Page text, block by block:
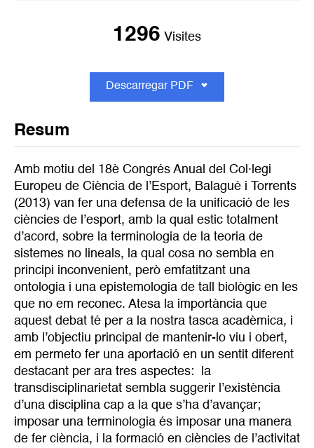
1296 Visites
Descarregar PDF
Resum
Amb motiu del 18è Congrés Anual del Col·legi
Europeu de Ciència de l’Esport, Balagué i Torrents
(2013) van fer una defensa de la unificació de les
ciències de l’esport, amb la qual estic totalment
d’acord, sobre la terminologia de la teoria de
sistemes no lineals, la qual cosa no sembla en
principi inconvenient, però emfatitzant una
ontologia i una epistemologia de tall biològic en les
que no em reconec. Atesa la importància que
aquest debat té per a la nostra tasca acadèmica, i
amb l’objectiu principal de mantenir-lo viu i obert,
em permeto fer una aportació en un sentit diferent
destacant per ara tres aspectes: la
transdisciplinarietat sembla suggerir l’existència
d’una disciplina cap a la que s’ha d’avançar;
imposar una terminologia és imposar una manera
de fer ciència, i la formació en ciències de l’activitat